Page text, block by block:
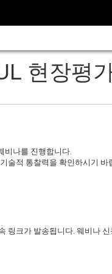
현장평
비나를 진행합니다.
술적 통찰력을 확인하시기
크가 발송됩니다. 웨비나